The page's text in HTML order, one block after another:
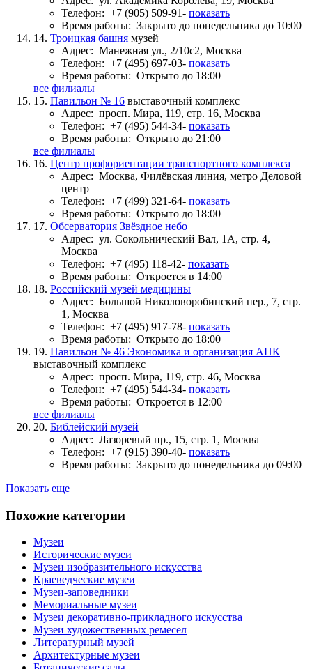
Телефон: +7 (905) 509-91- показать
Время работы: Закрыто до понедельника до 10:00
14. Троицкая башня музей
Адрес: Манежная ул., 2/10с2, Москва
Телефон: +7 (495) 697-03- показать
Время работы: Открыто до 18:00
все филиалы
15. Павильон № 16 выставочный комплекс
Адрес: просп. Мира, 119, стр. 16, Москва
Телефон: +7 (495) 544-34- показать
Время работы: Открыто до 21:00
все филиалы
16. Центр профориентации транспортного комплекса
Адрес: Москва, Филёвская линия, метро Деловой
центр
Телефон: +7 (499) 321-64- показать
Время работы: Открыто до 18:00
17. Обсерватория Звёздное небо
Адрес: ул. Сокольнический Вал, 1А, стр. 4,
Москва
Телефон: +7 (495) 118-42- показать
Время работы: Откроется в 14:00
18. Российский музей медицины
Адрес: Большой Николоворобинский пер., 7, стр.
1, Москва
Телефон: +7 (495) 917-78- показать
Время работы: Открыто до 18:00
19. Павильон № 46 Экономика и организация АПК
выставочный комплекс
Адрес: просп. Мира, 119, стр. 46, Москва
Телефон: +7 (495) 544-34- показать
Время работы: Откроется в 12:00
все филиалы
20. Библейский музей
Адрес: Лазоревый пр., 15, стр. 1, Москва
Телефон: +7 (915) 390-40- показать
Время работы: Закрыто до понедельника до 09:00
Показать еще
Похожие категории
Музеи
Исторические музеи
Музеи изобразительного искусства
Краеведческие музеи
Музеи-заповедники
Мемориальные музеи
Музеи декоративно-прикладного искусства
Музеи художественных ремесел
Литературный музей
Архитектурные музеи